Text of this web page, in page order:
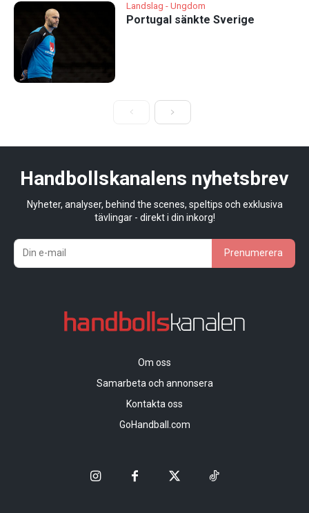
Landslag - Ungdom
Portugal sänkte Sverige
Handbollskanalens nyhetsbrev
Nyheter, analyser, behind the scenes, speltips och exklusiva
tävlingar - direkt i din inkorg!
Prenumerera
Om oss
Samarbeta och annonsera
Kontakta oss
GoHandball.com